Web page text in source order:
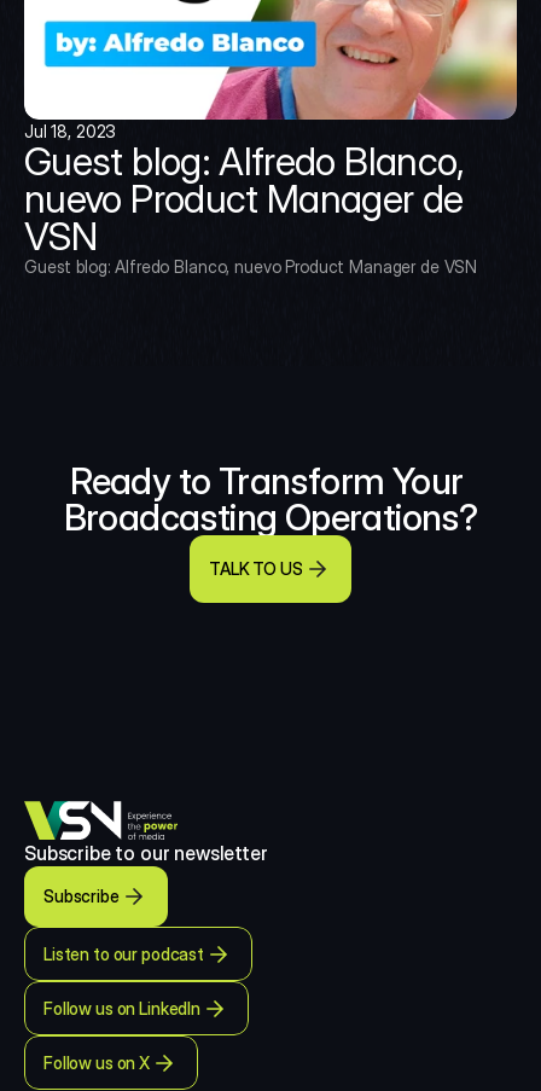
Jul 18, 2023
Guest blog: Alfredo Blanco,
nuevo Product Manager de
VSN
Guest blog: Alfredo Blanco, nuevo Product Manager de VSN
Ready to Transform Your
Broadcasting Operations?
TALK TO US
Subscribe to our newsletter
Subscribe
Listen to our podcast
Follow us on LinkedIn
Follow us on X